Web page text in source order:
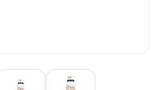
image
View larger imageView larger image